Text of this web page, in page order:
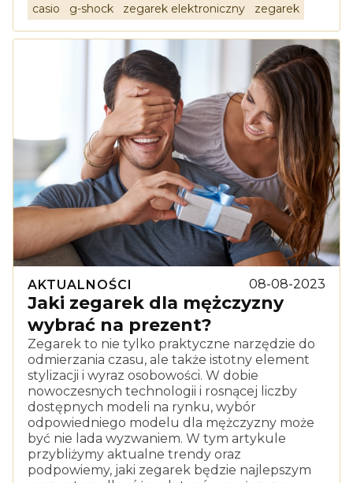
casio g-shock zegarek elektroniczny zegarek
AKTUALNOŚCI 08-08-2023
Jaki zegarek dla mężczyzny
wybrać na prezent?
Zegarek to nie tylko praktyczne narzędzie do
odmierzania czasu, ale także istotny element
stylizacji i wyraz osobowości. W dobie
nowoczesnych technologii i rosnącej liczby
dostępnych modeli na rynku, wybór
odpowiedniego modelu dla mężczyzny może
być nie lada wyzwaniem. W tym artykule
przybliżymy aktualne trendy oraz
podpowiemy, jaki zegarek będzie najlepszym